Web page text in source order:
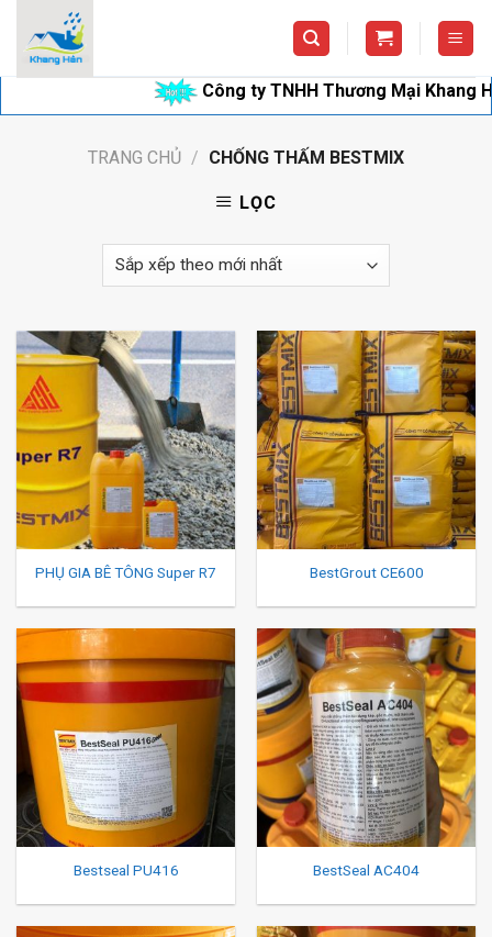
content
Công ty TNHH Thương Mại Khang
TRANG CHỦ / CHỐNG THẤM BESTMIX
LỌC
PHỤ GIA BÊ TÔNG Super R7 BestGrout CE600
Bestseal PU416 BestSeal AC404